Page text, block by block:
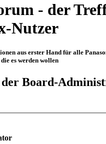
- der
Nutzer
aus erster Hand für alle
es werden wollen
Board-